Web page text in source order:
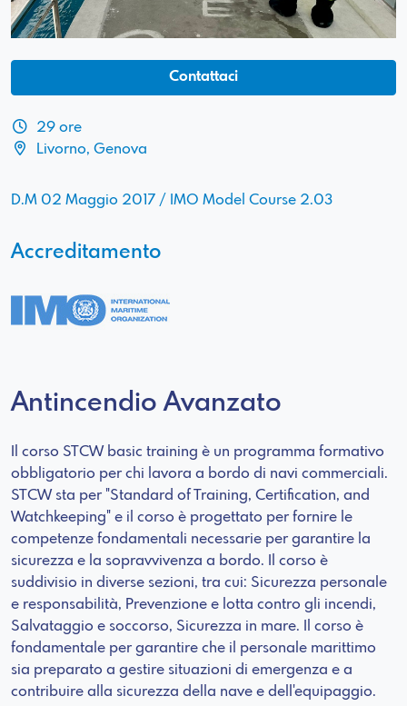
Antincendio Avanzato
Il corso STCW basic training è un programma formativo
obbligatorio per chi lavora a bordo di navi commerciali.
STCW sta per "Standard of Training, Certification, and
Watchkeeping" e il corso è progettato per fornire le
competenze fondamentali necessarie per garantire la
sicurezza e la sopravvivenza a bordo. Il corso è
suddivisio in diverse sezioni, tra cui: Sicurezza personale
e responsabilità, Prevenzione e lotta contro gli incendi,
Salvataggio e soccorso, Sicurezza in mare. Il corso è
fondamentale per garantire che il personale marittimo
sia preparato a gestire situazioni di emergenza e a
contribuire alla sicurezza della nave e dell'equipaggio.
Contattaci
29 ore
Livorno, Genova
D.M 02 Maggio 2017 / IMO Model Course 2.03
Accreditamento